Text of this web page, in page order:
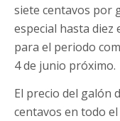
siete centavos por
especial hasta diez
para el periodo
4 de junio próximo.
El precio del galón
centavos en todo